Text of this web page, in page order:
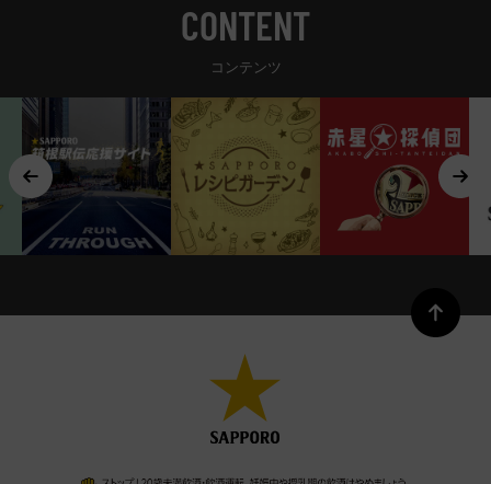
CONTENT
コンテンツ